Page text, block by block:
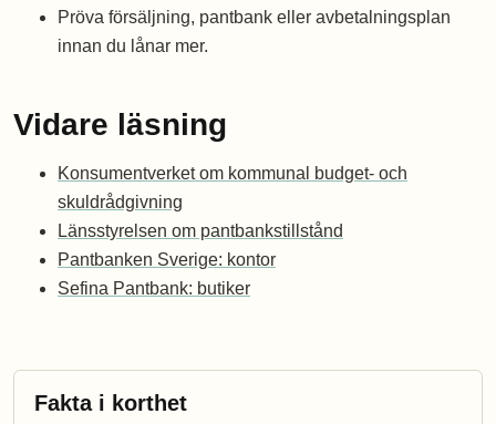
Pröva försäljning, pantbank eller avbetalningsplan
innan du lånar mer.
Vidare läsning
Konsumentverket om kommunal budget- och
skuldrådgivning
Länsstyrelsen om pantbankstillstånd
Pantbanken Sverige: kontor
Sefina Pantbank: butiker
Fakta i korthet